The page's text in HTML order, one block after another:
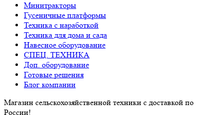
Минитракторы
Гусеничные платформы
Техника с наработкой
Техника для дома и сада
Навесное оборудование
СПЕЦ. ТЕХНИКА
Доп. оборудование
Готовые решения
Блог компании
Магазин сельскохозяйственной техники с доставкой по
России!